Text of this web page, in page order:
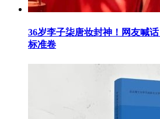
36岁李子柒唐妆封神！网友喊
标准卷